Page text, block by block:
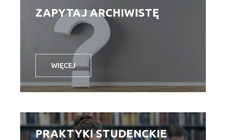
ZAPYTAJ ARCHIWISTĘ
WIĘCEJ
PRAKTYKI STUDENCKIE